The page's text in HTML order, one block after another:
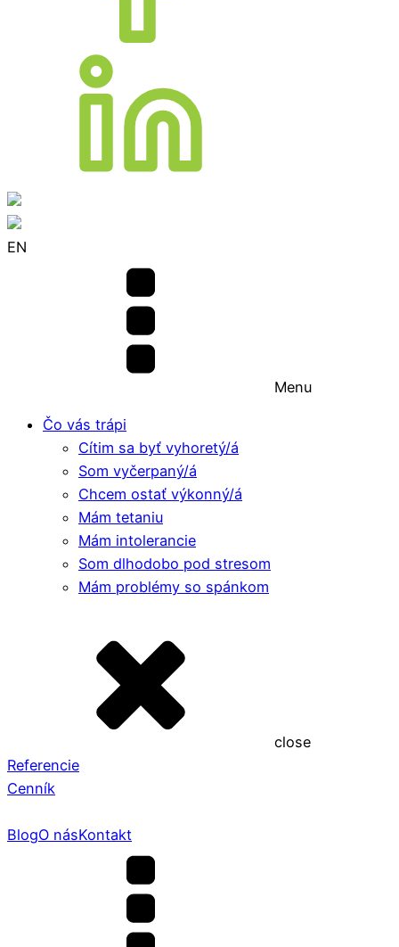
EN
Menu
Čo vás trápi
Cítim sa byť vyhoretý/á
Som vyčerpaný/á
Chcem ostať výkonný/á
Mám tetaniu
Mám intolerancie
Som dlhodobo pod stresom
Mám problémy so spánkom
close
Referencie
Cenník
BlogO násKontakt